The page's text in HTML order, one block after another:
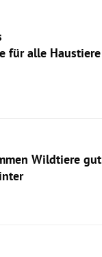
für alle Haustiere
Wildtiere gut